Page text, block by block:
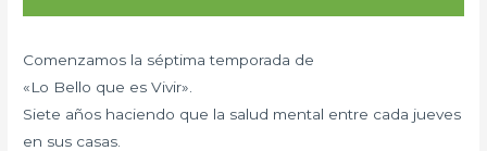
Comenzamos la séptima temporada de
«Lo Bello que es Vivir».
Siete años haciendo que la salud mental entre cada jueves
en sus casas.